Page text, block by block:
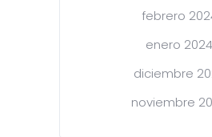
febrero
enero 2024
diciembre
noviembre